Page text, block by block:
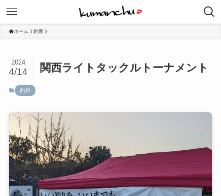
ホーム 釣果
関西ライトタックルトーナメント
2024
4/14
釣果